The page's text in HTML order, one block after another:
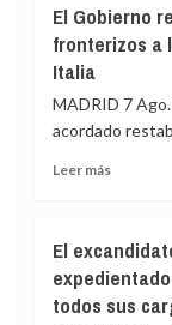
España
y
Gobierno
de
los
de
El Gobierno
fronterizos a
Italia
MADRID 7
acordado
Leer másLeer
los
El
todos sus